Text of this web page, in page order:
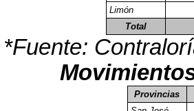
Limón
Total
*Fuente:
Provincias